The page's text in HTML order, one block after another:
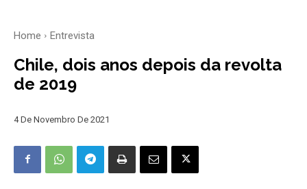
Home Entrevista
Chile, dois anos depois da revolta
de 2019
4 De Novembro De 2021